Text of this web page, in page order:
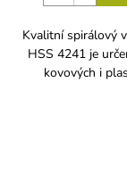
Kvalitní spirálový
HSS 4241 je
kovových i